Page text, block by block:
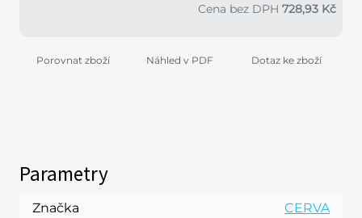
Cena bez DPH 728,93 Kč
Porovnat zboží Náhled v PDF Dotaz ke zboží
Parametry
Značka CERVA